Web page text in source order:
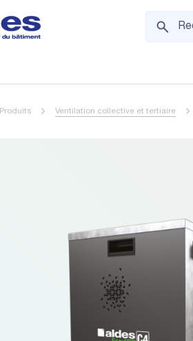
Produits Ventilation collective et tertiaire